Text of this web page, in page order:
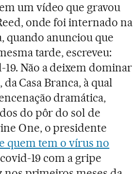
um vídeo que gravou
onde foi internado na
quando anunciou que
tarde, escreveu:
Não a deixem dominar
Casa Branca, à qual
dramática,
do pôr do sol de
One, o presidente
quem tem o vírus no
19 com a gripe